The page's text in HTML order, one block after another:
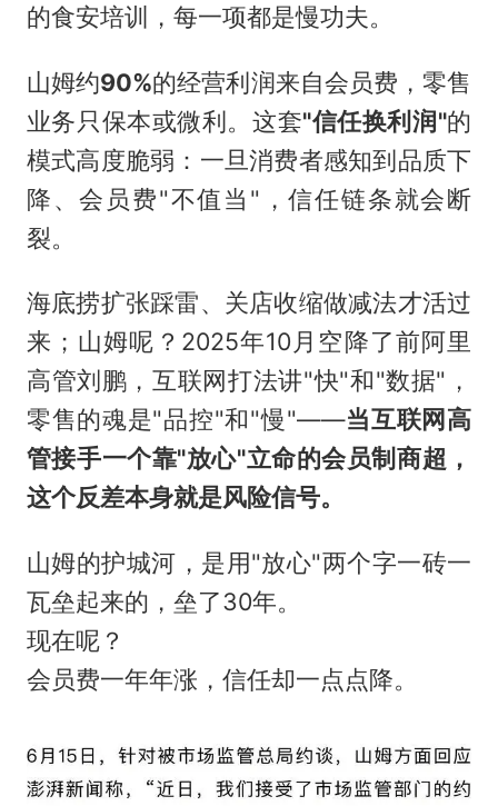
的食安培训，每一项都是慢功夫。
山姆约90%的经营利润来自会员费，零售
业务只保本或微利。这套"信任换利润"的
模式高度脆弱：一旦消费者感知到品质下
降、会员费"不值当"，信任链条就会断
裂。
海底捞扩张踩雷、关店收缩做减法才活过
来；山姆呢？2025年10月空降了前阿里
高管刘鹏，互联网打法讲"快"和"数据"，
零售的魂是"品控"和"慢"——当互联网高
管接手一个靠"放心"立命的会员制商超，
这个反差本身就是风险信号。
山姆的护城河，是用"放心"两个字一砖一
瓦垒起来的，垒了30年。
现在呢？
会员费一年年涨，信任却一点点降。